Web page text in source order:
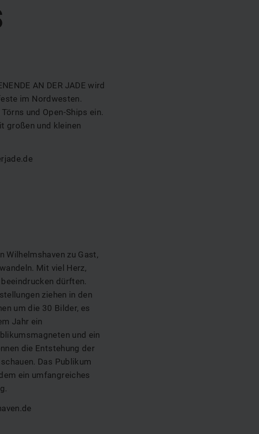
AN DER JADE wird
im Nordwesten.
und Open-Ships ein.
großen und kleinen
Wilhelmshaven zu Gast,
Mit viel Herz,
dürften.
ziehen in den
um die 30 Bilder, es
Jahr ein
und ein
die Entstehung der
Das Publikum
ein umfangreiches